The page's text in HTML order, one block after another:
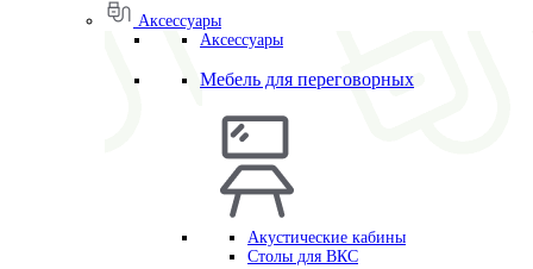
Аксессуары
Аксессуары
Мебель для переговорных
Акустические кабины
Столы для ВКС